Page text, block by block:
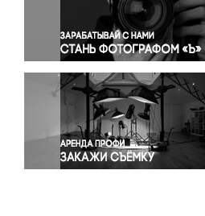
Правосудие
Происшествия и конфликты
Религия
Светская жизнь
Спорт
Экология
Экономика и бизнес